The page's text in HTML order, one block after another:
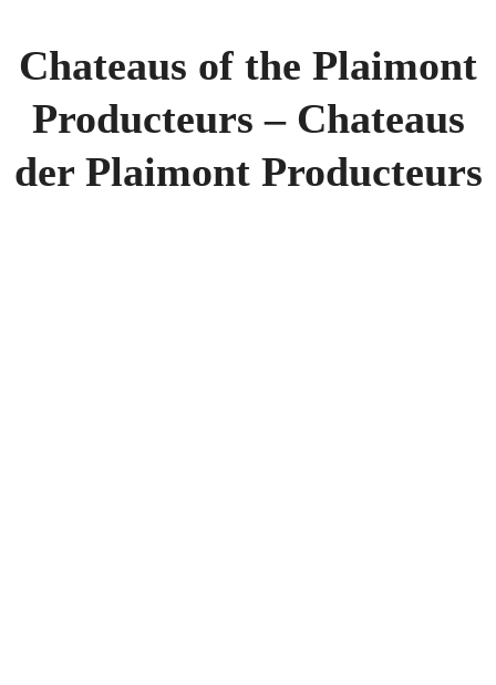
Chateaus of the Plaimont
Producteurs – Chateaus
der Plaimont Producteurs